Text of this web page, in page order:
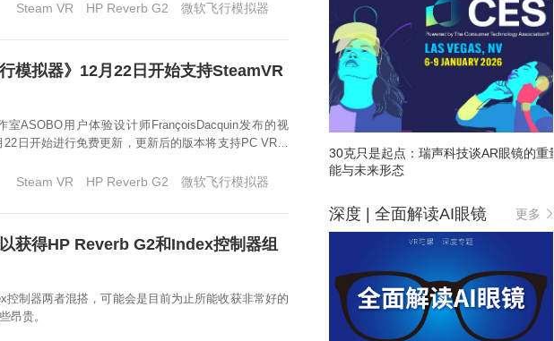
Steam VR HP Reverb G2 微软飞行模拟器
模拟器》12月22日开始支持SteamVR
室ASOBO用户体验设计师FrançoisDacquin发布的视
日开始进行免费更新，更新后的版本将支持PC VR头
Steam VR HP Reverb G2 微软飞行模拟器
获得HP Reverb G2和Index控制器组
控制器两者混搭，可能会是目前为止所能收获非常好的
昂贵。
30克只是起点：瑞声科技谈AR眼镜的重
能与未来形态
深度 | 全面解读AI眼镜 更多